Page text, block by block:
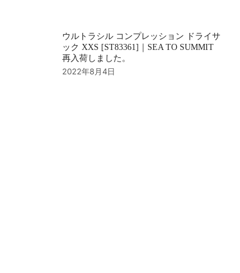
ウルトラシル コンプレッション ドライサ
ック XXS [ST83361]｜SEA TO SUMMIT
再入荷しました。
2022年8月4日